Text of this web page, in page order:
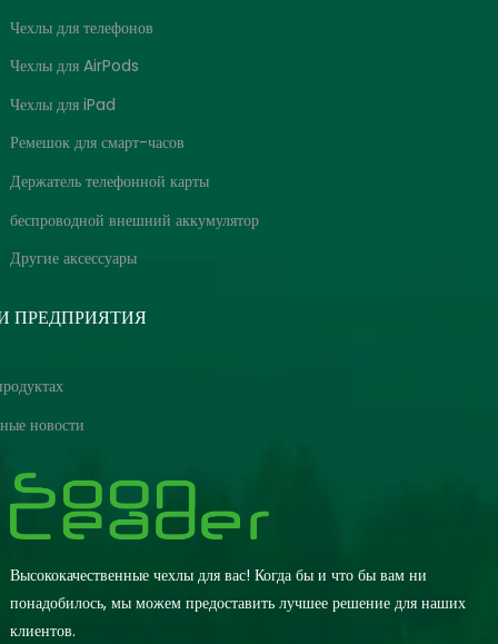
Чехлы для телефонов
Чехлы для AirPods
Чехлы для iPad
Ремешок для смарт-часов
Держатель телефонной карты
беспроводной внешний аккумулятор
Другие аксессуары
ПРЕДПРИЯТИЯ
новости
Высококачественные чехлы для вас! Когда бы и что бы вам ни
понадобилось, мы можем предоставить лучшее решение для наших
клиентов.